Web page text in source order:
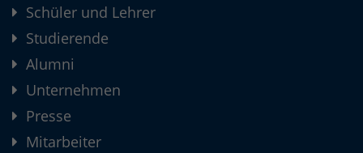
Schüler und Lehrer
Studierende
Alumni
Unternehmen
Presse
Mitarbeiter